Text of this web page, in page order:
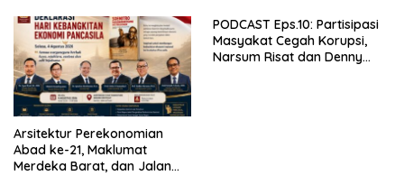
Arsitektur Perekonomian
Abad ke-21, Maklumat
Merdeka Barat, dan Jalan
PODCAST Eps.10: Partisipasi
Masyakat Cegah Korupsi,
Narsum Risat dan Denny